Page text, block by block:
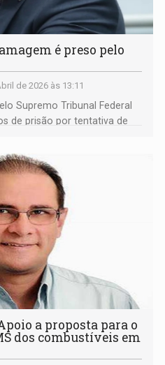
é preso pelo
de 2026 às 13:11
Supremo Tribunal Federal
de prisão por tentativa de
a proposta para o
dos combustíveis em